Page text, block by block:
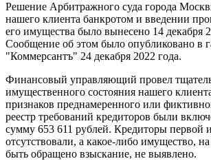
Решение Арбитражного суда города
нашего клиента банкротом и введении
его имущества было вынесено 14 декабря
Сообщение об этом было опубликовано в
"Коммерсантъ" 24 декабря 2022 года.
Финансовый управляющий провел
имущественного состояния нашего
признаков преднамеренного или
реестр требований кредиторов были
сумму 653 611 рублей. Кредиторы первой
отсутствовали, а какое-либо имущество,
быть обращено взыскание, не выявлено.